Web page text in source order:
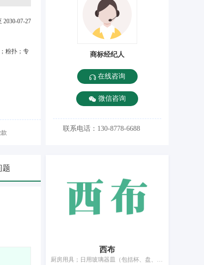
2030-07-27
粉扑；专
题
商标经纪人
在线咨询
微信咨询
联系电话：130-8778-6688
西布
厨房用具；日用玻璃器皿（包括杯、盘、壶、缸）；日用瓷器（包括盆、碗、盘、壶、餐具、缸、坛、罐）；瓷、陶瓷、陶土、赤陶或玻璃制艺术品；瓷器装饰品；洗衣用晾衣架；盥洗室器具；牙刷；食物保温容器；清扫器